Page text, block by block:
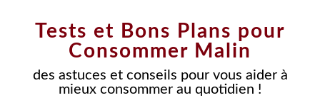
Tests et Bons Plans pour
Consommer Malin
des astuces et conseils pour vous aider à
mieux consommer au quotidien !